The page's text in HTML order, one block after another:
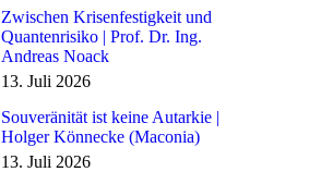
Zwischen Krisenfestigkeit und
Quantenrisiko | Prof. Dr. Ing.
Andreas Noack
13. Juli 2026
Souveränität ist keine Autarkie |
Holger Könnecke (Maconia)
13. Juli 2026